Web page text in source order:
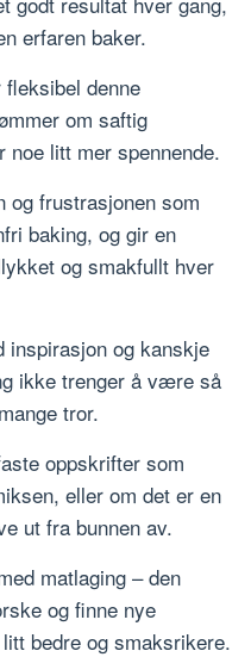
erfaren baker.
denne
om saftig
litt mer spennende.
og frustrasjonen som
baking, og gir en
og smakfullt hver
inspirasjon og kanskje
ikke trenger å være så
tror.
oppskrifter som
eller om det er en
ut fra bunnen av.
matlaging – den
og finne nye
bedre og smaksrikere.